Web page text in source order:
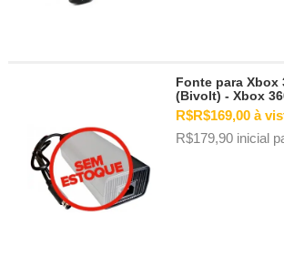
Fonte para Xbox
(Bivolt) - Xbox
R$R$169,00 à
R$179,90 inicial